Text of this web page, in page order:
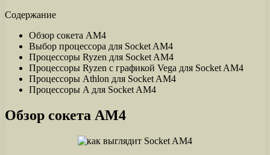
Содержание
Обзор сокета AM4
Выбор процессора для Socket AM4
Процессоры Ryzen для Socket AM4
Процессоры Ryzen с графикой Vega для Socket AM4
Процессоры Athlon для Socket AM4
Процессоры A для Socket AM4
Обзор сокета AM4